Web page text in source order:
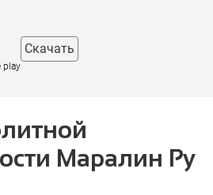
Маралин Ру
play
Скачать